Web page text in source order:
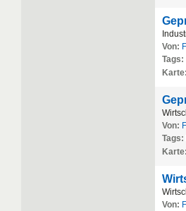
Von:
Tags:
Karte:
Von:
Tags:
Karte:
Von: